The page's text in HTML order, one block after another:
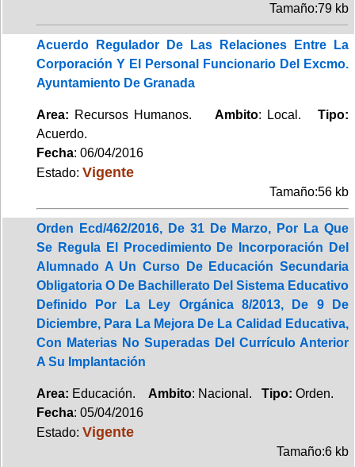
Tamaño:79 kb
Acuerdo Regulador De Las Relaciones Entre La
Corporación Y El Personal Funcionario Del Excmo.
Ayuntamiento De Granada
Area: Recursos Humanos. Ambito: Local.Tipo:
Acuerdo.
Fecha: 06/04/2016
Estado: Vigente
Tamaño:56 kb
Orden Ecd/462/2016, De 31 De Marzo, Por La Que
Se Regula El Procedimiento De Incorporación Del
Alumnado A Un Curso De Educación Secundaria
Obligatoria O De Bachillerato Del Sistema Educativo
Definido Por La Ley Orgánica 8/2013, De 9 De
Diciembre, Para La Mejora De La Calidad Educativa,
Con Materias No Superadas Del Currículo Anterior
A Su Implantación
Area: Educación. Ambito: Nacional. Tipo: Orden.
Fecha: 05/04/2016
Estado: Vigente
Tamaño:6 kb